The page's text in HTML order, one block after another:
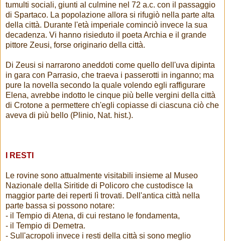
tumulti sociali, giunti al culmine nel 72 a.c. con il passaggio
di Spartaco. La popolazione allora si rifugiò nella parte alta
della città. Durante l'età imperiale cominciò invece la sua
decadenza. Vi hanno risieduto il poeta Archia e il grande
pittore Zeusi, forse originario della città.
Di Zeusi si narrarono aneddoti come quello dell'uva dipinta
in gara con Parrasio, che traeva i passerotti in inganno; ma
pure la novella secondo la quale volendo egli raffigurare
Elena, avrebbe indotto le cinque più belle vergini della città
di Crotone a permettere ch'egli copiasse di ciascuna ciò che
aveva di più bello (Plinio, Nat. hist.).
I RESTI
Le rovine sono attualmente visitabili insieme al Museo
Nazionale della Siritide di Policoro che custodisce la
maggior parte dei reperti lì trovati. Dell'antica città nella
parte bassa si possono notare:
- il Tempio di Atena, di cui restano le fondamenta,
- il Tempio di Demetra.
- Sull'acropoli invece i resti della città si sono meglio